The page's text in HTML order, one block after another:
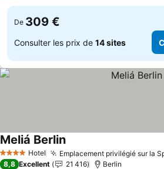
De 309 €
Consulter les prix de 14 sites
4 Étoiles Hotel Emplacement privilégié sur la
Meliá Berlin
8,8 Excellent 21 416 Berlin